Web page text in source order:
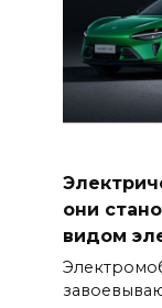
они
видом